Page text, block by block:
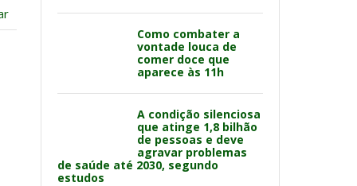
Como combater a
vontade louca de
comer doce que
aparece às 11h
A condição silenciosa
que atinge 1,8 bilhão
de pessoas e deve
agravar problemas
de saúde até 2030, segundo
estudos